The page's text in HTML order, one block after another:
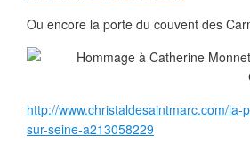
Ou encore la porte du couvent des
http://www.christaldesaintmarc.com/
sur-seine-a213058229